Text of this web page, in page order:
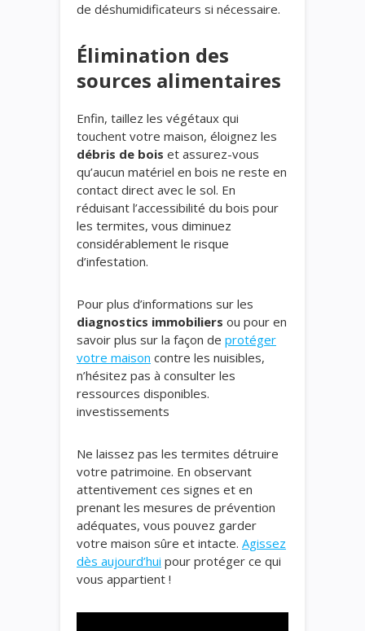
de déshumidificateurs si nécessaire.
Élimination des
sources alimentaires
Enfin, taillez les végétaux qui
touchent votre maison, éloignez les
débris de bois et assurez-vous
qu’aucun matériel en bois ne reste en
contact direct avec le sol. En
réduisant l’accessibilité du bois pour
les termites, vous diminuez
considérablement le risque
d’infestation.
Pour plus d’informations sur les
diagnostics immobiliers ou pour en
savoir plus sur la façon de protéger
votre maison contre les nuisibles,
n’hésitez pas à consulter les
ressources disponibles.
investissements
Ne laissez pas les termites détruire
votre patrimoine. En observant
attentivement ces signes et en
prenant les mesures de prévention
adéquates, vous pouvez garder
votre maison sûre et intacte. Agissez
dès aujourd’hui pour protéger ce qui
vous appartient !